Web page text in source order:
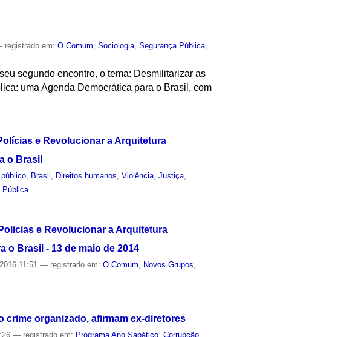
registrado em:O Comum ,Sociologia ,Segurança Pública
segundo encontro, o tema: Desmilitarizar as
uma Agenda Democrática para o Brasil, com
e Revolucionar a Arquitetura
o Brasil
, Brasil , Direitos humanos,Violência,Justiça,
Pública
e Revolucionar a Arquitetura
o Brasil - 13 de maio de 2014
11:51— registrado em:O Comum, Novos Grupos,
crime organizado, afirmam ex-diretores
— registrado em: Programa Ano Sabático ,Corrupção